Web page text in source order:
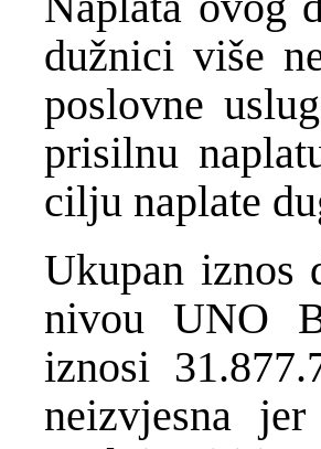
dužnici više
poslovne
prisilnu
cilju naplate
Ukupan iznos
nivou UNO
iznosi
neizvjesna